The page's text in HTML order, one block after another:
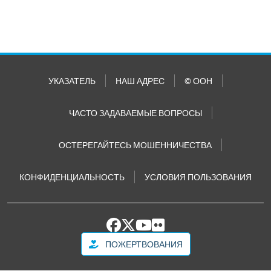
УКАЗАТЕЛЬ НАШ АДРЕС © ООН
ЧАСТО ЗАДАВАЕМЫЕ ВОПРОСЫ
ОСТЕРЕГАЙТЕСЬ МОШЕННИЧЕСТВА
КОНФИДЕНЦИАЛЬНОСТЬ УСЛОВИЯ ПОЛЬЗОВАНИЯ
ПОЖЕРТВОВАНИЯ